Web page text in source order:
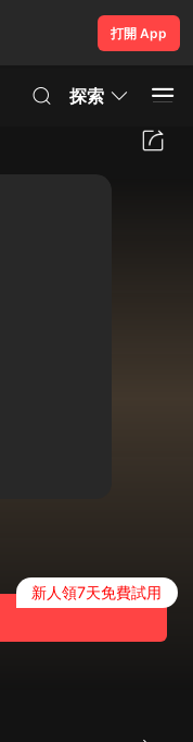
打開 App
探索
新人領7天免費試用